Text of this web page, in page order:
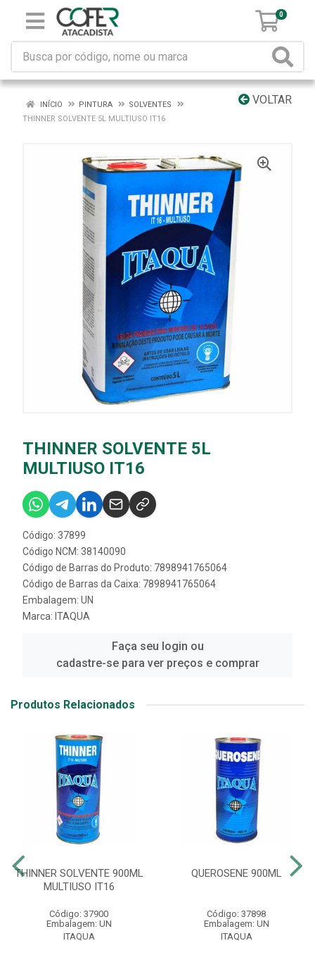
0
VOLTAR
INÍCIO PINTURA
SOLVENTES
THINNER SOLVENTE 5L MULTIUSO IT16
THINNER SOLVENTE 5L
MULTIUSO IT16
Código: 37899
Código NCM: 38140090
Código de Barras do Produto: 7898941765064
Código de Barras da Caixa: 7898941765064
Embalagem: UN
Marca: ITAQUA
Faça seu login ou
cadastre-se para ver preços e comprar
Produtos Relacionados
THINNER SOLVENTE 900ML
MULTIUSO IT16
Código: 37900
Embalagem: UN
ITAQUA
QUEROSENE 900ML
Código: 37898
Embalagem: UN
ITAQUA